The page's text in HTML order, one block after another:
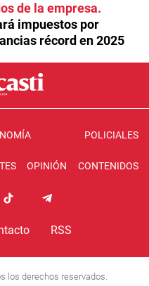
de la empresa
impuestos por
récord en 2025
POLICIALES
OPINIÓN CONTENIDOS
RSS
los derechos reservados.